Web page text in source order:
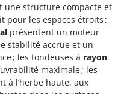
une structure compacte et
pour les espaces étroits ;
présentent un moteur
stabilité accrue et un
; les tondeuses à rayon
maximale ; les
à l’herbe haute, aux